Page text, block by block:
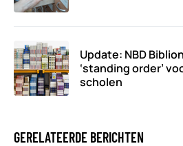
Update: NBD
‘standing order’
scholen
GERELATEERDE BERICHTEN